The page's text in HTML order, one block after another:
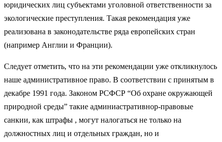
юридических лиц субъектами уголовной ответственности за
экологические преступления. Такая рекомендация уже
реализована в законодательстве ряда европейских стран
(например Англии и Франции).
Следует отметить, что на эти рекомендации уже откликнулось
наше административное право. В соответствии с принятым в
декабре 1991 года. Законом РСФСР “Об охране окружающей
природной среды” такие админиастративнор-правовые
санкии, как штрафы , могут налогаться не только на
должностных лиц и отдельных граждан, но и